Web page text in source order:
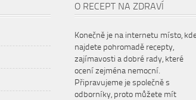
O RECEPT NA ZDRAVÍ
Konečně je na internetu místo,
najdete pohromadě recepty,
zajímavosti a dobré rady, které
ocení zejména nemocní.
Připravujeme je společně s
odborníky, proto můžete mít